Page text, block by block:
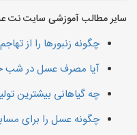
سایر مطالب آموزشی سایت نت
چگونه زنبورها را از
آیا مصرف عسل در شب
چه گیاهانی بیشترین
چگونه عسل را برای